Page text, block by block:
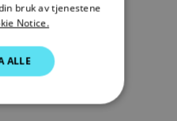
GERMAN
SPANISH
bruk av tjenestene
Notice.
ALLE